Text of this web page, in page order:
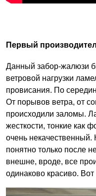
Первый
Данный забор-жалюзи
ветровой нагрузки
провисания. По
От порывов ветра, от
происходили заломы.
жесткости, тонкие как
очень некачественный.
понятно только после
внешне, вроде, все
одинаково красиво.